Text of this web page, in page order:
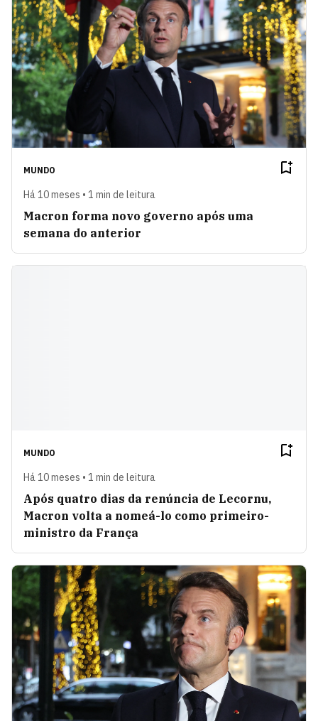
MUNDO
Há 10 meses • 1 min de leitura
Macron forma novo governo após uma
semana do anterior
MUNDO
Há 10 meses • 1 min de leitura
Após quatro dias da renúncia de Lecornu,
Macron volta a nomeá-lo como primeiro-
ministro da França